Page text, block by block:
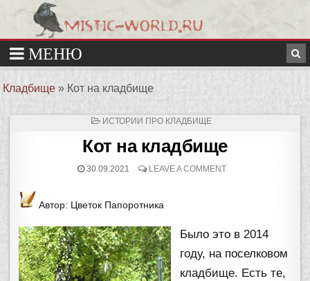
Кладбище » Кот на кладбище
ОПУБЛИКОВАНО
ИСТОРИИ ПРО КЛАДБИЩЕ
Кот на кладбище
30.09.2021 LEAVE A COMMENT
Автор: Цветок Папоротника
Было это в 2014
году, на поселковом
кладбище. Есть те,